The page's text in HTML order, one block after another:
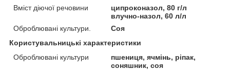
Вміст діючої речовини
ципроконазол, 80 г/л
влучно-назол, 60 л/л
Оброблювані культури.
Соя
Користувальницькі характеристики
Оброблювані культури
пшениця, ячмінь, ріпак,
соняшник, соя